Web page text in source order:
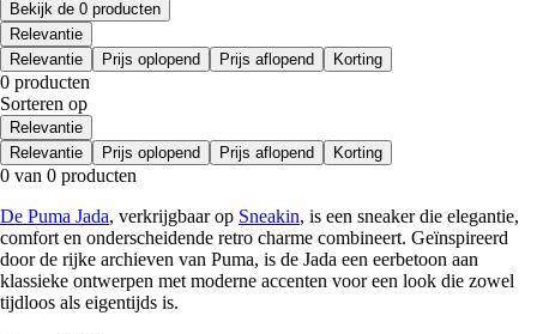
Bekijk de 0 producten
Relevantie
Relevantie
Prijs oplopend Prijs aflopend Korting
0 producten
Sorteren op
Relevantie
Relevantie
Prijs oplopend Prijs aflopend Korting
0 van 0 producten
De Puma Jada, verkrijgbaar op Sneakin, is een sneaker die elegantie,
comfort en onderscheidende retro charme combineert. Geïnspireerd
door de rijke archieven van Puma, is de Jada een eerbetoon aan
klassieke ontwerpen met moderne accenten voor een look die zowel
tijdloos als eigentijds is.